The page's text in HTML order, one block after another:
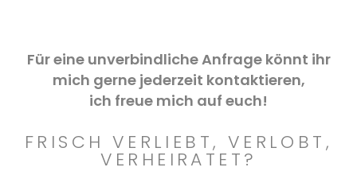
Für eine unverbindliche Anfrage könnt ihr
mich gerne jederzeit kontaktieren,
ich freue mich auf euch!
FRISCH VERLIEBT, VERLOBT,
VERHEIRATET?